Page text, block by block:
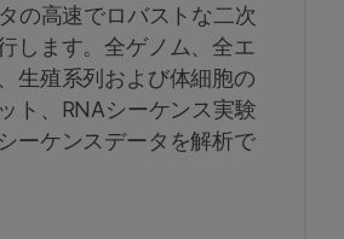
の高速でロバストな二次
します。全ゲノム、全エ
生殖系列および体細胞の
ト、RNAシーケンス実験
ーケンスデータを解析で